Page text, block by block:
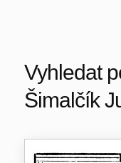
Vyhledat
Šimalčík